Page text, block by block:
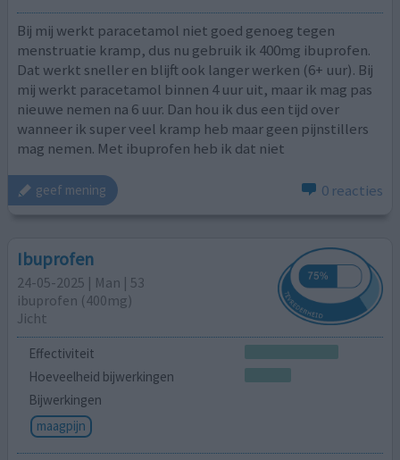
Bij mij werkt paracetamol niet goed genoeg tegen
menstruatie kramp, dus nu gebruik ik 400mg ibuprofen.
Dat werkt sneller en blijft ook langer werken (6+ uur). Bij
mij werkt paracetamol binnen 4 uur uit, maar ik mag pas
nieuwe nemen na 6 uur. Dan hou ik dus een tijd over
wanneer ik super veel kramp heb maar geen pijnstillers
mag nemen. Met ibuprofen heb ik dat niet
geef mening 0 reacties
Ibuprofen
24-05-2025 | Man | 53
ibuprofen (400mg)
Jicht
Effectiviteit
Hoeveelheid bijwerkingen
Bijwerkingen
maagpijn